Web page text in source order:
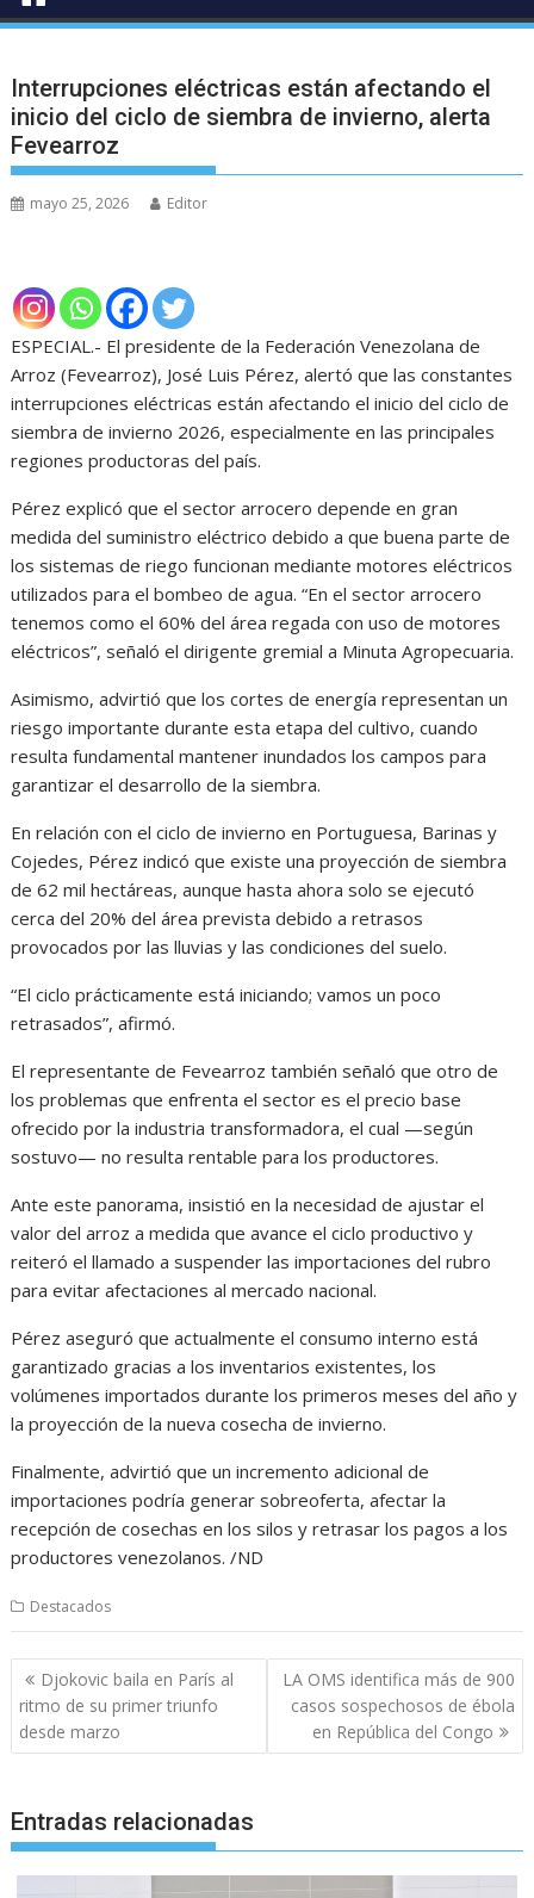
Interrupciones eléctricas están afectando el
inicio del ciclo de siembra de invierno, alerta
Fevearroz
mayo 25, 2026 Editor
ESPECIAL.- El presidente de la Federación Venezolana de
Arroz (Fevearroz), José Luis Pérez, alertó que las constantes
interrupciones eléctricas están afectando el inicio del ciclo de
siembra de invierno 2026, especialmente en las principales
regiones productoras del país.
Pérez explicó que el sector arrocero depende en gran
medida del suministro eléctrico debido a que buena parte de
los sistemas de riego funcionan mediante motores eléctricos
utilizados para el bombeo de agua. “En el sector arrocero
tenemos como el 60% del área regada con uso de motores
eléctricos”, señaló el dirigente gremial a Minuta Agropecuaria.
Asimismo, advirtió que los cortes de energía representan un
riesgo importante durante esta etapa del cultivo, cuando
resulta fundamental mantener inundados los campos para
garantizar el desarrollo de la siembra.
En relación con el ciclo de invierno en Portuguesa, Barinas y
Cojedes, Pérez indicó que existe una proyección de siembra
de 62 mil hectáreas, aunque hasta ahora solo se ejecutó
cerca del 20% del área prevista debido a retrasos
provocados por las lluvias y las condiciones del suelo.
“El ciclo prácticamente está iniciando; vamos un poco
retrasados”, afirmó.
El representante de Fevearroz también señaló que otro de
los problemas que enfrenta el sector es el precio base
ofrecido por la industria transformadora, el cual —según
sostuvo— no resulta rentable para los productores.
Ante este panorama, insistió en la necesidad de ajustar el
valor del arroz a medida que avance el ciclo productivo y
reiteró el llamado a suspender las importaciones del rubro
para evitar afectaciones al mercado nacional.
Pérez aseguró que actualmente el consumo interno está
garantizado gracias a los inventarios existentes, los
volúmenes importados durante los primeros meses del año y
la proyección de la nueva cosecha de invierno.
Finalmente, advirtió que un incremento adicional de
importaciones podría generar sobreoferta, afectar la
recepción de cosechas en los silos y retrasar los pagos a los
productores venezolanos. /ND
Destacados
Navegación
de
entradas
Djokovic baila en París al
ritmo de su primer triunfo
desde marzo
LA OMS identifica más de 900
casos sospechosos de ébola
en República del Congo
Entradas relacionadas